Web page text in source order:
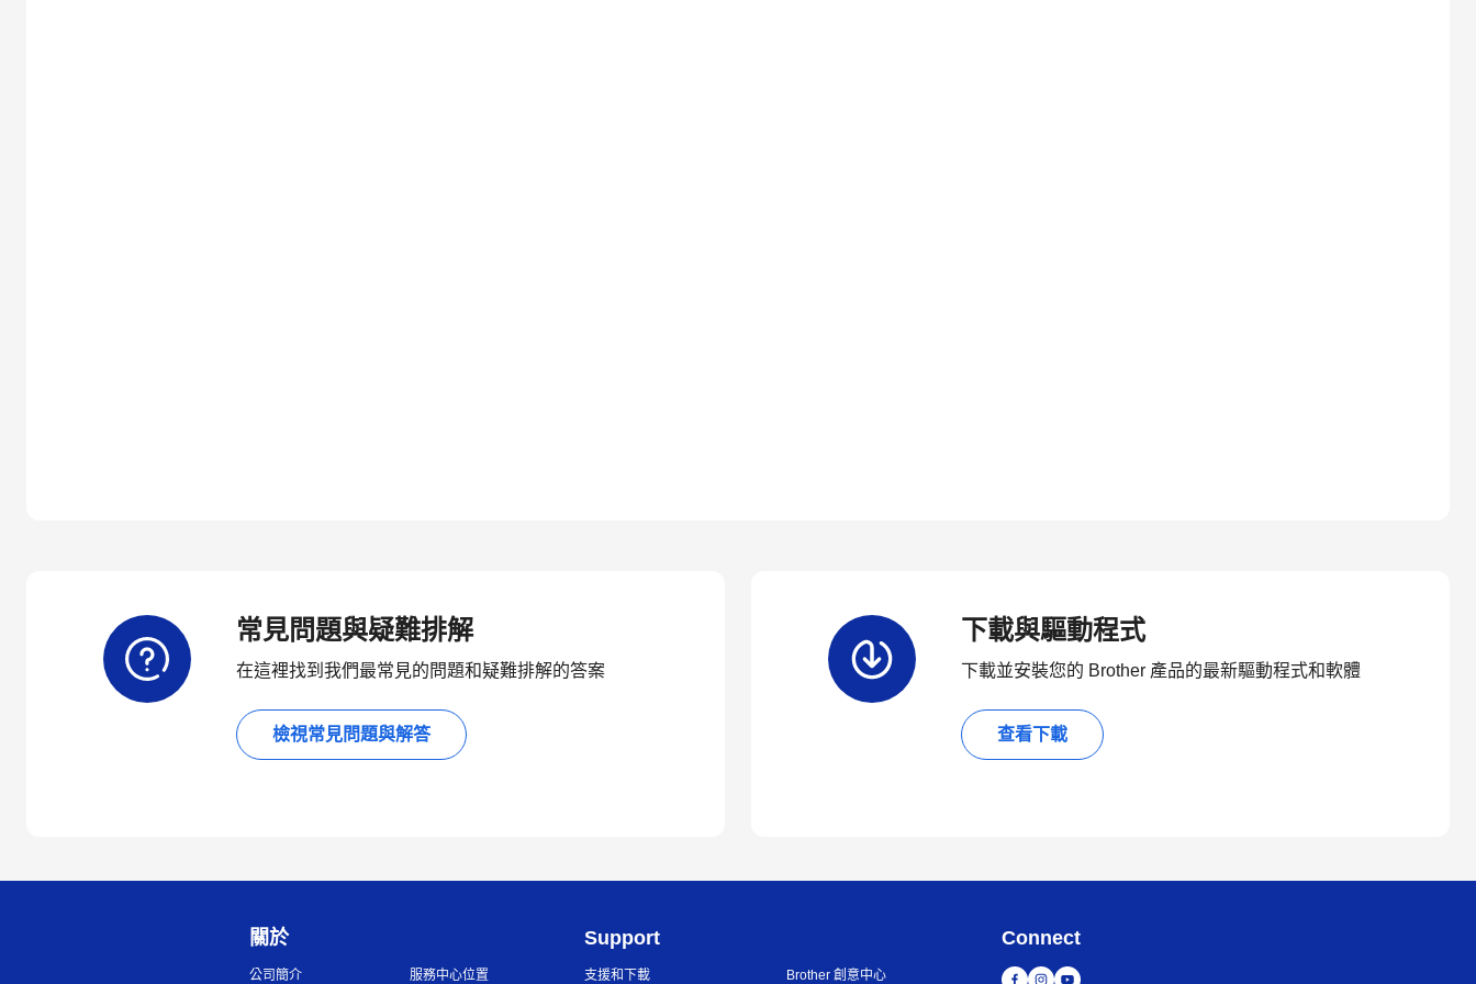
常見問題與疑難排解
在這裡找到我們最常見的問題和疑難排解的答案
檢視常見問題與解答
下載與驅動程式
下載並安裝您的 Brother 產品的最新驅動程式和軟體
查看下載
關於
公司簡介 服務中心位置
Support
支援和下載 Brother 創意中心
Connect